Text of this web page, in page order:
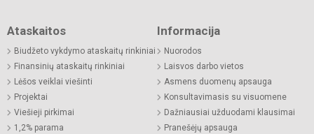
Ataskaitos
Biudžeto vykdymo ataskaitų rinkiniai
Finansinių ataskaitų rinkiniai
Lėšos veiklai viešinti
Projektai
Viešieji pirkimai
1,2% parama
Informacija
Nuorodos
Laisvos darbo vietos
Asmens duomenų apsauga
Konsultavimasis su visuomene
Dažniausiai užduodami klausimai
Pranešėjų apsauga